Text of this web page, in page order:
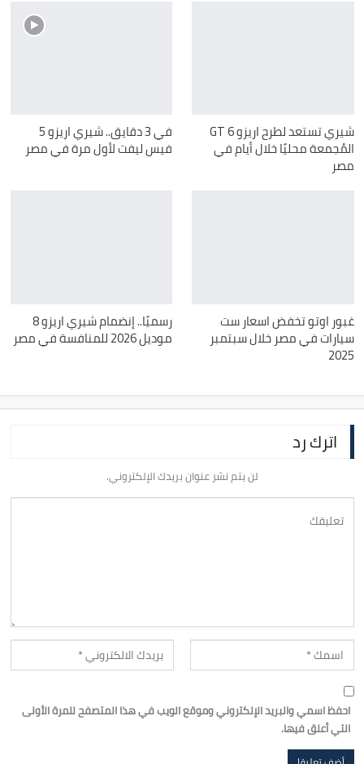
شيري تستعد لطرح اريزو 6 GT
المُجمعة محليًا خلال أيام في
مصر
في 3 دقايق.. شيري اريزو 5
فيس ليفت لأول مرة في مصر
غبور اوتو تخفض اسعار ست
سيارات في مصر خلال سبتمبر
2025
رسميًا.. إنضمام شيري اريزو 8
موديل 2026 للمنافسة في مصر
اترك رد
لن يتم نشر عنوان بريدك الإلكتروني.
احفظ اسمي والبريد الإلكتروني وموقع الويب في هذا المتصفح للمرة الأولى
التي أعلق فيها.